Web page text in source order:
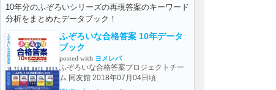
10年分のふぞろいシリーズの再現答案のキーワード
分析をまとめたデータブック！
ふぞろいな合格答案 10年データ
ブック
posted with ヨメレバ
ふぞろいな合格答案プロジェクトチー
ム 同友館 2018年07月04日頃